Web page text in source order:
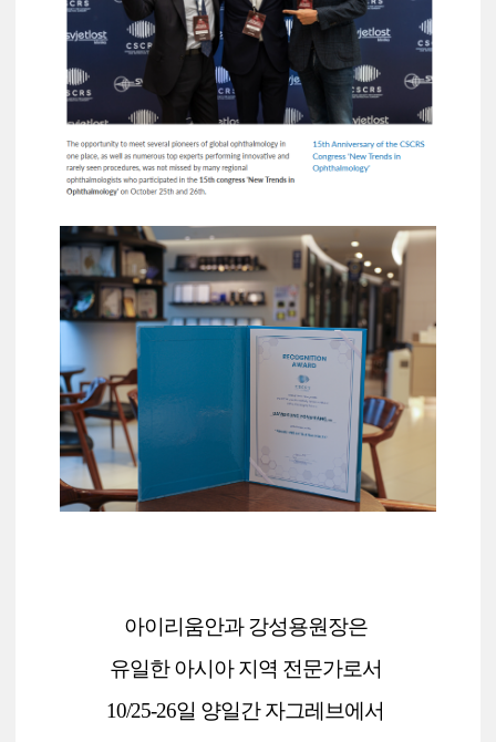
아이리움안과 강성용원장은
유일한 아시아 지역 전문가로서
10/25-26일 양일간 자그레브에서